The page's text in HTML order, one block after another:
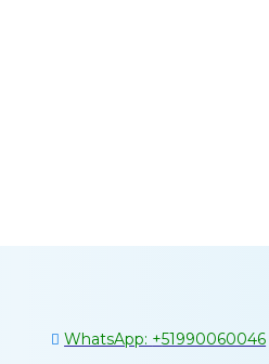
WhatsApp: +51990060046